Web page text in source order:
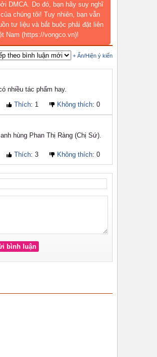
DMCA. Do đó, bạn hãy suy nghĩ
chúng tôi! Tuy nhiên, bạn vẫn
tư liệu và bắt buộc phải đặt liên
Nam (https://vongco.vn)!